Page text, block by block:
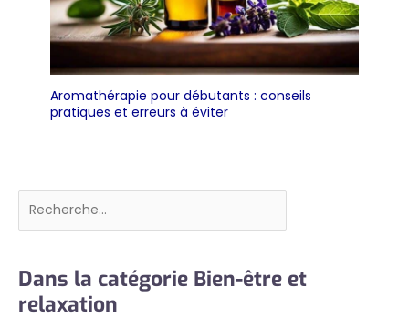
Aromathérapie pour débutants : conseils
pratiques et erreurs à éviter
Rechercher
Dans la catégorie Bien-être et
relaxation